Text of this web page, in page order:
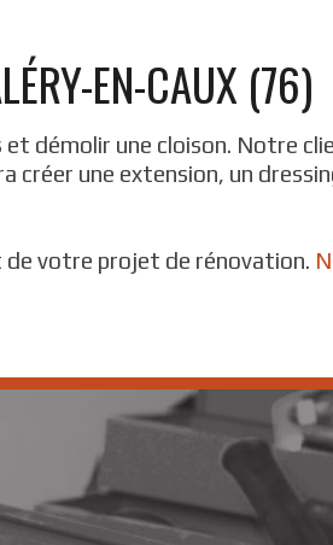
EN-CAUX (76)
démolir une cloison. Notre
créer une extension, un
de votre projet de rénovation.